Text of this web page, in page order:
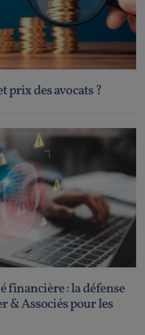
prix des avocats ?
: la défense
& Associés pour les